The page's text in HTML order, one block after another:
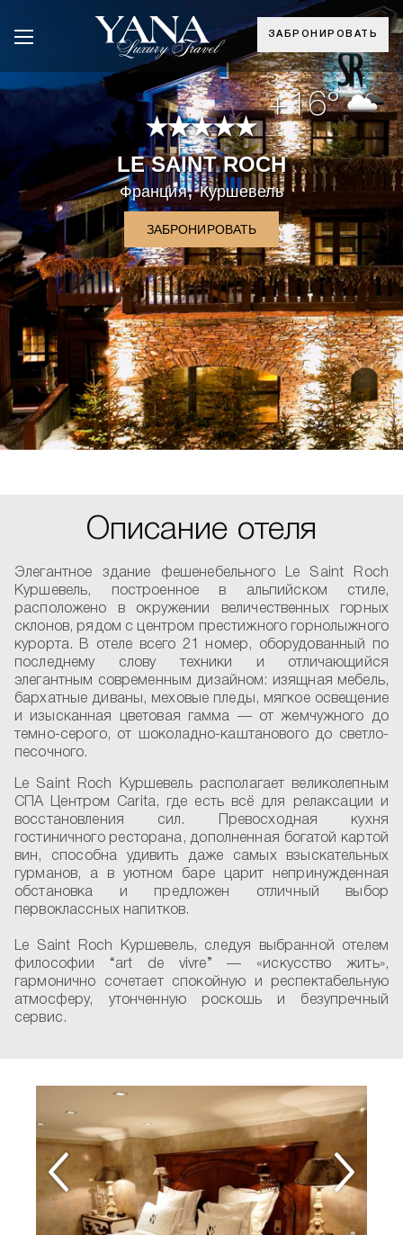
ЗАБРОНИРОВАТЬ
+16°
LE SAINT ROCH
Франция,Куршевель
ЗАБРОНИРОВАТЬ
Описание отеля
Элегантное здание фешенебельного Le Saint Roch
Куршевель, построенное в альпийском стиле,
расположено в окружении величественных горных
склонов, рядом с центром престижного горнолыжного
курорта. В отеле всего 21 номер, оборудованный по
последнему слову техники и отличающийся
элегантным современным дизайном: изящная мебель,
бархатные диваны, меховые пледы, мягкое освещение
и изысканная цветовая гамма — от жемчужного до
темно-серого, от шоколадно-каштанового до светло-
песочного.
Le Saint Roch Куршевель располагает великолепным
СПА Центром Carita, где есть всё для релаксации и
восстановления сил. Превосходная кухня
гостиничного ресторана, дополненная богатой картой
вин, способна удивить даже самых взыскательных
гурманов, а в уютном баре царит непринужденная
обстановка и предложен отличный выбор
первоклассных напитков.
Le Saint Roch Куршевель, следуя выбранной отелем
философии “art de vivre” — «искусство жить»,
гармонично сочетает спокойную и респектабельную
атмосферу, утонченную роскошь и безупречный
сервис.